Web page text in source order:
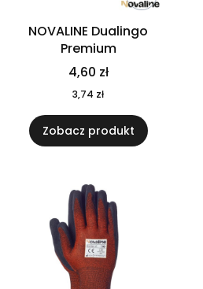
NOVALINE Dualingo
Premium
Cena
4,60 zł
Cena
3,74 zł
Zobacz produkt